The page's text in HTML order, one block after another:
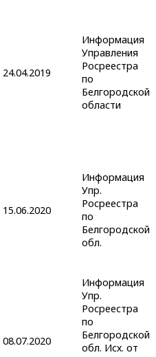
24.04.2019
Информация
Управления
Росреестра
по
Белгородской
области
15.06.2020
Информация
Упр.
Росреестра
по
Белгородской
обл.
08.07.2020
Информация
Упр.
Росреестра
по
Белгородской
обл. Исх. от